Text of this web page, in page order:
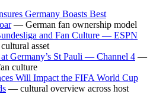
Germany Boasts Best
— German fan ownership model
and Fan Culture — ESPN
asset
Germany’s St Pauli — Channel 4 —
culture
Will Impact the FIFA World Cup
— cultural overview across host